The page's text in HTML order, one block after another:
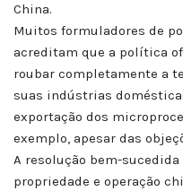
China.
Muitos formuladores de
acreditam que a política
roubar completamente a
suas indústrias
exportação dos
exemplo, apesar das
A resolução bem-
propriedade e operação